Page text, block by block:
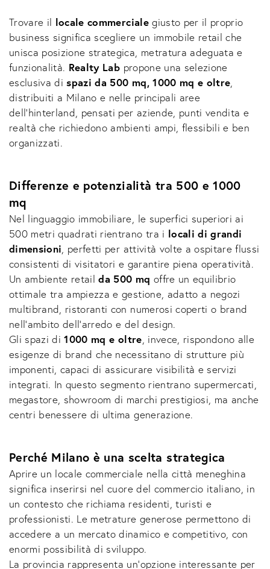
Trovare il locale commercialegiusto per il proprio
business significa scegliere un immobile retail che
unisca posizione strategica, metratura adeguata e
funzionalità. Realty Lab propone una selezione
esclusiva di spazi da 500 mq, 1000 mq e oltre,
distribuiti a Milano e nelle principali aree
dell’hinterland, pensati per aziende, punti vendita e
realtà che richiedono ambienti ampi, flessibili e ben
organizzati.
Differenze e potenzialità tra 500 e 1000
mq
Nel linguaggio immobiliare, le superfici superiori ai
500 metri quadrati rientrano tra i locali di grandi
dimensioni, perfetti per attività volte a ospitare flussi
consistenti di visitatori e garantire piena operatività.
Un ambiente retailda 500 mq offre un equilibrio
ottimale tra ampiezza e gestione, adatto a negozi
multibrand, ristoranti con numerosi coperti o brand
nell’ambito dell’arredo e del design.
Gli spazi di1000 mq e oltre, invece, rispondono alle
esigenze di brand che necessitano di strutture più
imponenti, capaci di assicurare visibilità e servizi
integrati. In questo segmento rientrano supermercati,
megastore, showroom di marchi prestigiosi, ma anche
centri benessere di ultima generazione.
Perché Milano è una scelta strategica
Aprire un locale commerciale nella città meneghina
significa inserirsi nel cuore del commercio italiano, in
un contesto che richiama residenti, turisti e
professionisti. Le metrature generose permettono di
accedere a un mercato dinamico e competitivo, con
enormi possibilità di sviluppo.
La provincia rappresenta un’opzione interessante per